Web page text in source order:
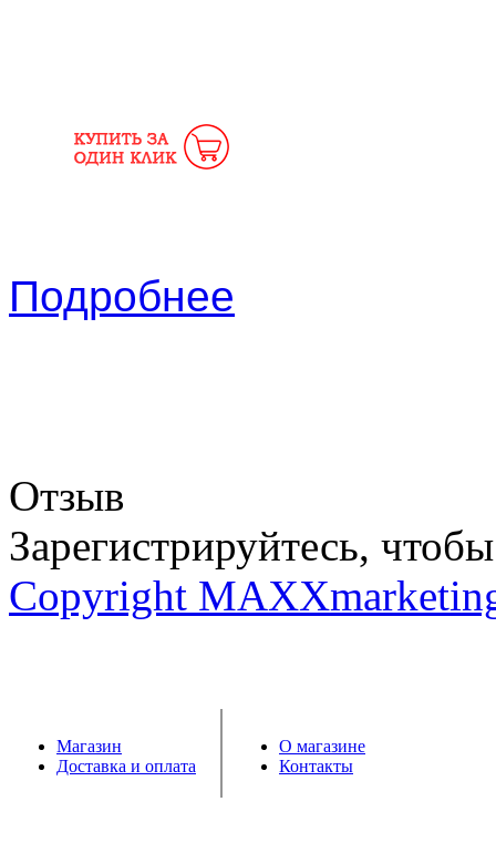
Подробнее
Отзыв
Зарегистрируйтесь,
Copyright
Магазин
Доставка и оплата
О магазине
Контакты